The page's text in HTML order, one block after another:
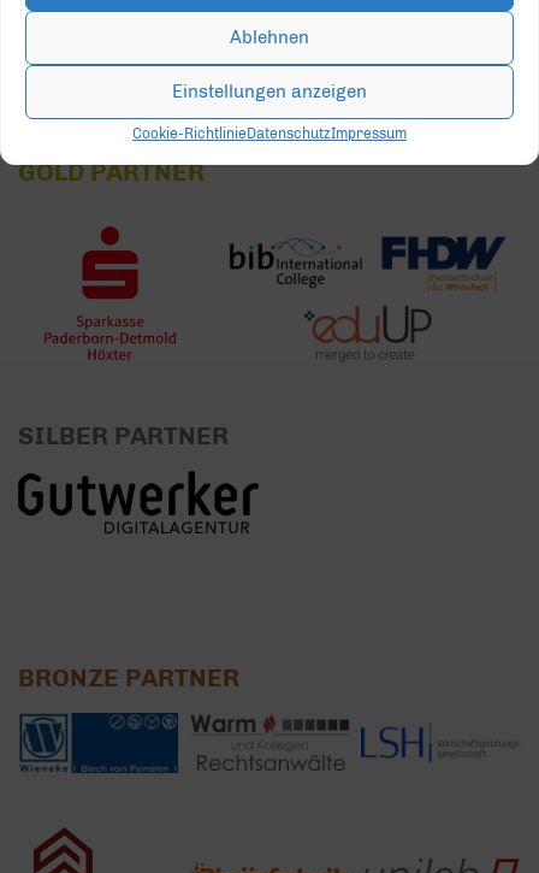
Ablehnen
Einstellungen anzeigen
Cookie-RichtlinieDatenschutzImpressum
31 1 2 3 4 5 6
GOLD PARTNER
SILBER PARTNER
BRONZE PARTNER